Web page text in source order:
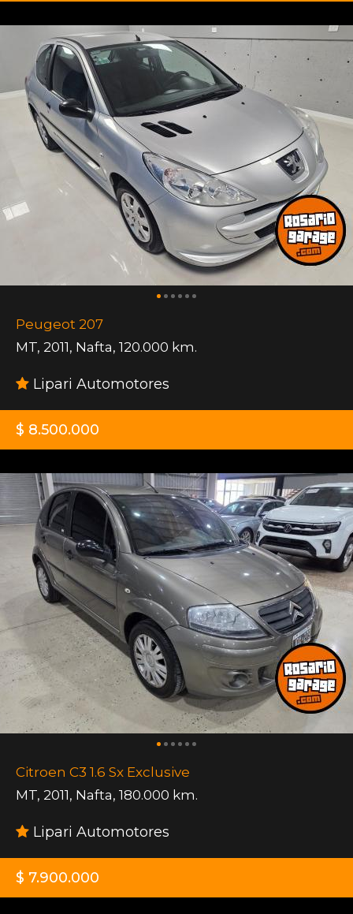
Peugeot 207
MT, 2011, Nafta, 120.000 km.
Lipari Automotores
$ 8.500.000
Citroen C3 1.6 Sx Exclusive
MT, 2011, Nafta, 180.000 km.
Lipari Automotores
$ 7.900.000